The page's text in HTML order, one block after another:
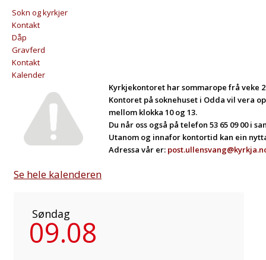
Sokn og kyrkjer
Kontakt
Dåp
Gravferd
Kontakt
Kalender
Kyrkjekontoret har sommarope frå veke
Kontoret på soknehuset i Odda vil vera
mellom klokka 10 og 13.
Du når oss også på telefon 53 65 09 00 i
Utanom og innafor kontortid kan ein
Adressa vår er:
Se hele kalenderen
Søndag
09.08